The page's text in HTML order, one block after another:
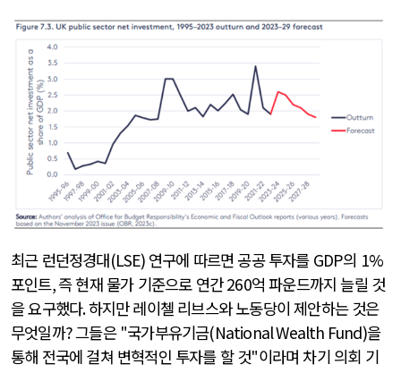
최근 런던정경대(LSE) 연구에 따르면 공공 투자를 GDP의 1%
포인트,즉 현재 물가 기준으로 연간260억 파운드까지 늘릴 것
을 요구했다.하지만 레이첼 리브스와 노동당이 제안하는 것은
무엇일까?그들은 "국가부유기금(National Wealth Fund)을
통해 전국에 걸쳐 변혁적인 투자를 할 것"이라며 차기 의회 기